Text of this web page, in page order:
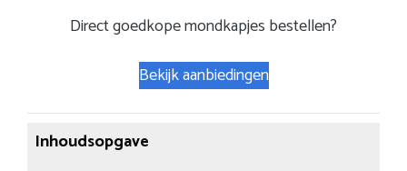
Direct goedkope mondkapjes bestellen?
Bekijk aanbiedingen
Inhoudsopgave